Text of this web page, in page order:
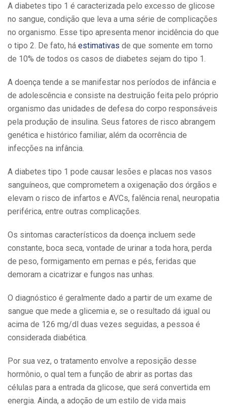
A diabetes tipo 1 é caracterizada pelo excesso de glicose
no sangue, condição que leva a uma série de complicações
no organismo. Esse tipo apresenta menor incidência do que
o tipo 2. De fato, há estimativas de que somente em torno
de 10% de todos os casos de diabetes sejam do tipo 1.
A doença tende a se manifestar nos períodos de infância e
de adolescência e consiste na destruição feita pelo próprio
organismo das unidades de defesa do corpo responsáveis
pela produção de insulina. Seus fatores de risco abrangem
genética e histórico familiar, além da ocorrência de
infecções na infância.
A diabetes tipo 1 pode causar lesões e placas nos vasos
sanguíneos, que comprometem a oxigenação dos órgãos e
elevam o risco de infartos e AVCs, falência renal, neuropatia
periférica, entre outras complicações.
Os sintomas característicos da doença incluem sede
constante, boca seca, vontade de urinar a toda hora, perda
de peso, formigamento em pernas e pés, feridas que
demoram a cicatrizar e fungos nas unhas.
O diagnóstico é geralmente dado a partir de um exame de
sangue que mede a glicemia e, se o resultado dá igual ou
acima de 126 mg/dl duas vezes seguidas, a pessoa é
considerada diabética.
Por sua vez, o tratamento envolve a reposição desse
hormônio, o qual tem a função de abrir as portas das
células para a entrada da glicose, que será convertida em
energia. Ainda, a adoção de um estilo de vida mais